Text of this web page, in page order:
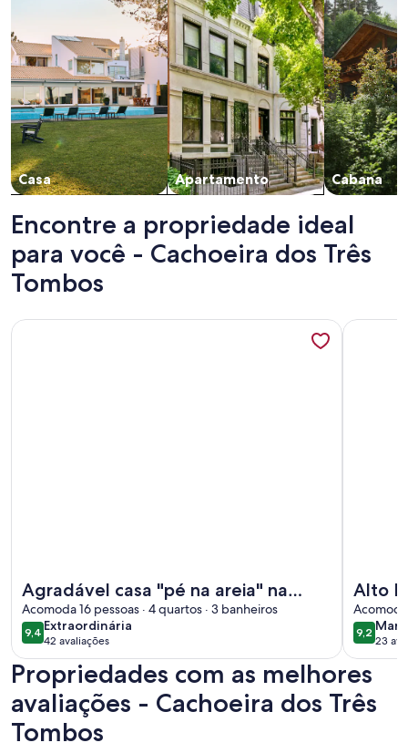
Casa Apartamento Cabana
Encontre a propriedade ideal
para você - Cachoeira dos Três
Tombos
Agradável casa "pé na areia" na
praia de Guaecá, São Sebastião, SP
Acomoda 16 pessoas · 4 quartos · 3 banheiros
9,49,4 de 10
Extraordinária
extraordinária
42 avaliações
(42
avaliações)
Mais informações sobre Agradável casa "pé na areia" na
Alto
p/
Acomoda
9,29,2 de
23
(23
Mais
Propriedades com as melhores
avaliações - Cachoeira dos Três
Tombos